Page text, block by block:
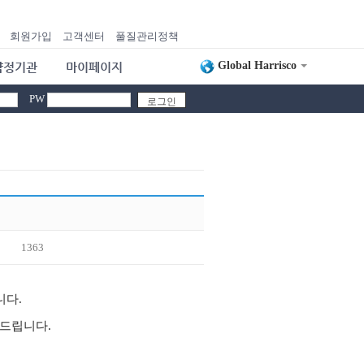
Global Harrisco
회원가입 고객센터 풀질관리정책
정기관 마이페이지
PW
1363
다.
립니다.